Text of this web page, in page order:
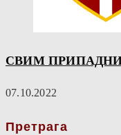
СВИМ
07.10.2022
Претрага